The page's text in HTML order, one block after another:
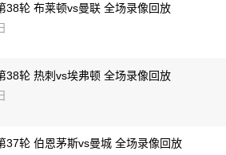
38轮 布莱顿vs曼联 全场录像回放
38轮 热刺vs埃弗顿 全场录像回放
37轮 伯恩茅斯vs曼城 全场录像回放